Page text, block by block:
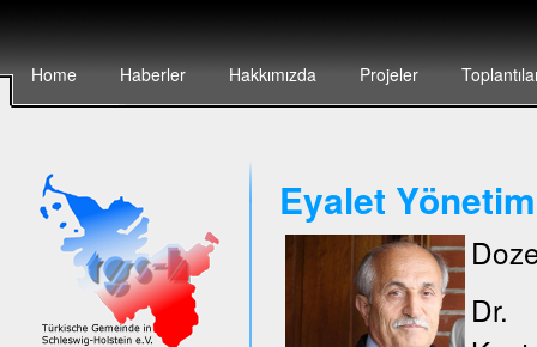
Home Haberler Hakkımızda Projeler
Eyalet
Dr.